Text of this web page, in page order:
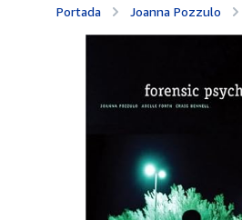
Portada Joanna Pozzulo